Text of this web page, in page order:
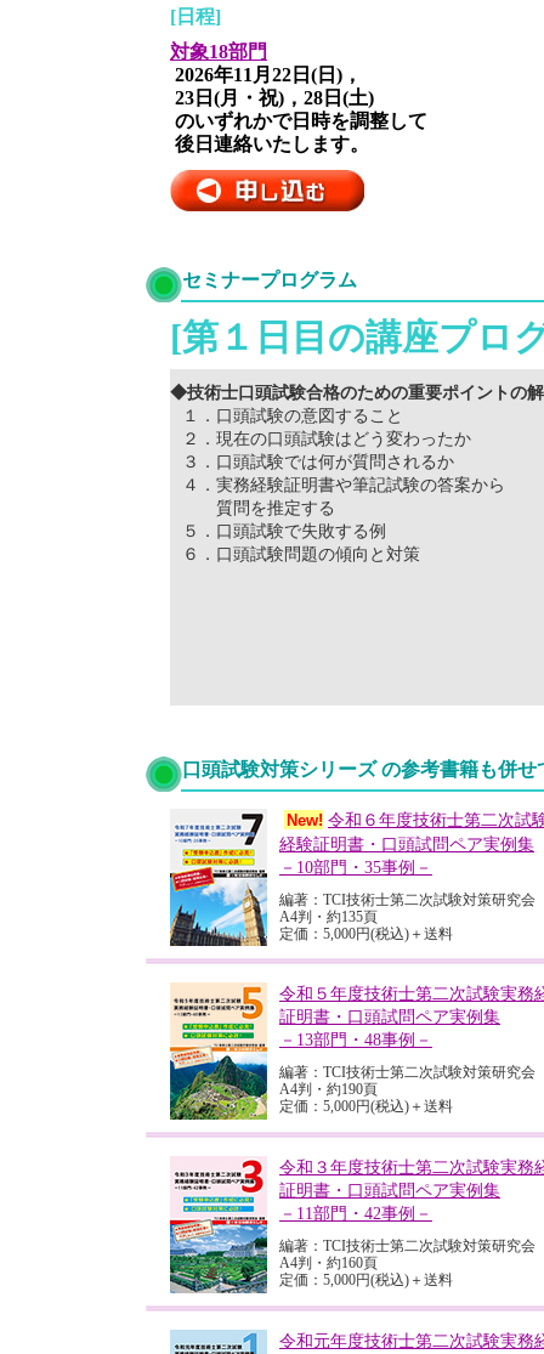
[日程]
対象18部門
2026年11月22日(日)，
23日(月・祝)，28日(土)
のいずれかで日時を調整して
後日連絡いたします。
セミナープログラム
[第１日目の講座プロ
◆技術士口頭試験合格のための重要ポイントの
１．口頭試験の意図すること
２．現在の口頭試験はどう変わったか
３．口頭試験では何が質問されるか
４．実務経験証明書や筆記試験の答案から
質問を推定する
５．口頭試験で失敗する例
６．口頭試験問題の傾向と対策
口頭試験対策シリーズ の参考書籍も併
New! 令和６年度技術士第二次試
経験証明書・口頭試問ペア実例集
－10部門・35事例－
編著：TCI技術士第二次試験対策研究会
A4判・約135頁
定価：5,000円(税込)＋送料
令和５年度技術士第二次試験実務
証明書・口頭試問ペア実例集
－13部門・48事例－
編著：TCI技術士第二次試験対策研究会
A4判・約190頁
定価：5,000円(税込)＋送料
令和３年度技術士第二次試験実務
証明書・口頭試問ペア実例集
－11部門・42事例－
編著：TCI技術士第二次試験対策研究会
A4判・約160頁
定価：5,000円(税込)＋送料
令和元年度技術士第二次試験実務